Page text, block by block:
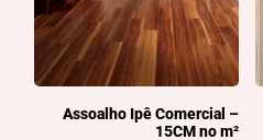
Assoalho Ipê Comercial –
15CM no m²